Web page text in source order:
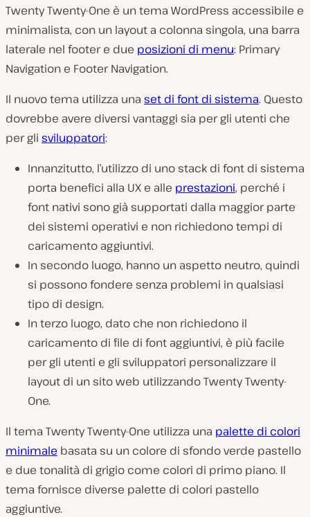
Twenty Twenty-One è un tema WordPress accessibile e
minimalista, con un layout a colonna singola, una barra
laterale nel footer e due posizioni di menu: Primary
Navigation e Footer Navigation.
Il nuovo tema utilizza una set di font di sistema. Questo
dovrebbe avere diversi vantaggi sia per gli utenti che
per gli sviluppatori:
Innanzitutto, l’utilizzo di uno stack di font di sistema
porta benefici alla UX e alle prestazioni, perché i
font nativi sono già supportati dalla maggior parte
dei sistemi operativi e non richiedono tempi di
caricamento aggiuntivi.
In secondo luogo, hanno un aspetto neutro, quindi
si possono fondere senza problemi in qualsiasi
tipo di design.
In terzo luogo, dato che non richiedono il
caricamento di file di font aggiuntivi, è più facile
per gli utenti e gli sviluppatori personalizzare il
layout di un sito web utilizzando Twenty Twenty-
One.
Il tema Twenty Twenty-One utilizza una palette di colori
minimale basata su un colore di sfondo verde pastello
e due tonalità di grigio come colori di primo piano. Il
tema fornisce diverse palette di colori pastello
aggiuntive.